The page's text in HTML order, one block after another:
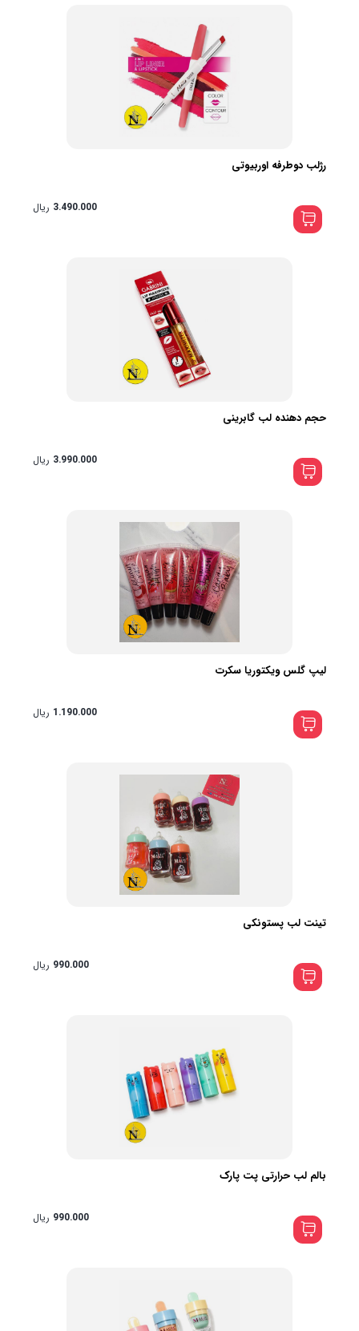
رژلب دوطرفه اوربیوتی
3.490.000 ریال
حجم دهنده لب گابرینی
3.990.000 ریال
لیپ گلس ویکتوریا سکرت
1.190.000 ریال
تینت لب پستونکی
990.000 ریال
بالم لب حرارتی پت پارک
990.000 ریال